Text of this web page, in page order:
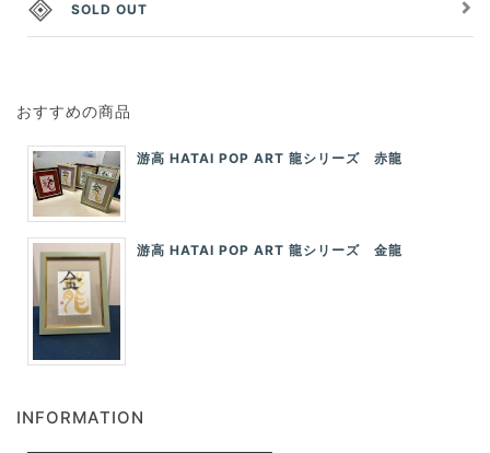
SOLD OUT
おすすめの商品
游高 HATAI POP ART 龍シリーズ 赤龍
游高 HATAI POP ART 龍シリーズ 金龍
INFORMATION